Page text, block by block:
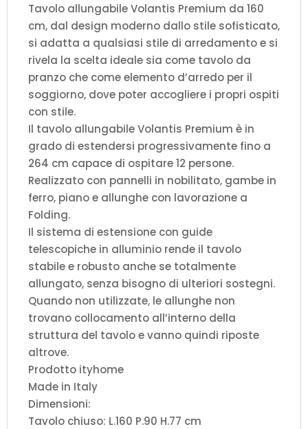
Tavolo allungabile Volantis Premium da 160
cm, dal design moderno dallo stile sofisticato,
si adatta a qualsiasi stile di arredamento e si
rivela la scelta ideale sia come tavolo da
pranzo che come elemento d’arredo per il
soggiorno, dove poter accogliere i propri ospiti
con stile.
Il tavolo allungabile Volantis Premium è in
grado di estendersi progressivamente fino a
264 cm capace di ospitare 12 persone.
Realizzato con pannelli in nobilitato, gambe in
ferro, piano e allunghe con lavorazione a
Folding.
Il sistema di estensione con guide
telescopiche in alluminio rende il tavolo
stabile e robusto anche se totalmente
allungato, senza bisogno di ulteriori sostegni.
Quando non utilizzate, le allunghe non
trovano collocamento all’interno della
struttura del tavolo e vanno quindi riposte
altrove.
Prodotto ityhome
Made in Italy
Dimensioni:
Tavolo chiuso: L.160 P.90 H.77 cm